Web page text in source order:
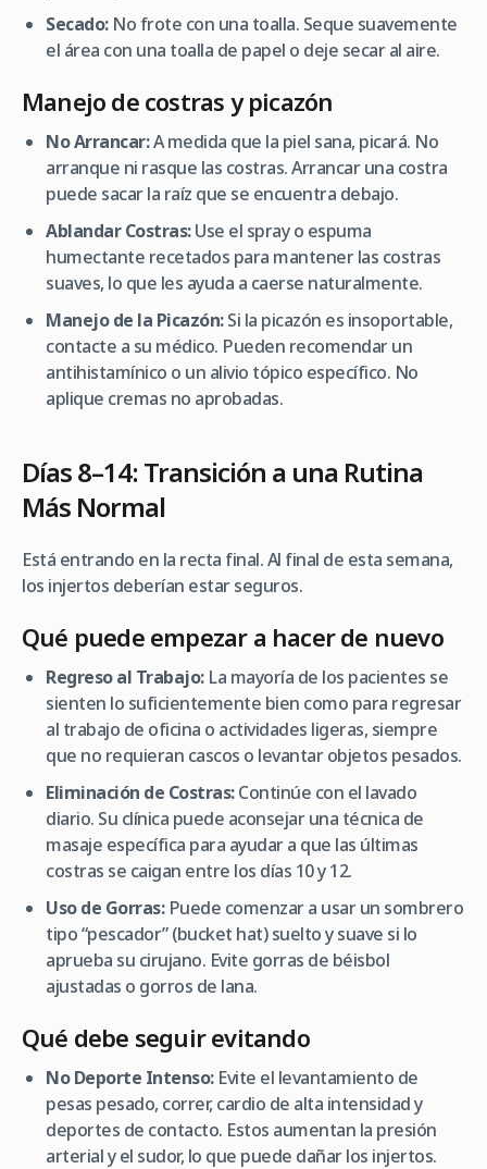
Secado:No frote con una toalla. Seque suavemente
el área con una toalla de papel o deje secar al aire.
Manejo de costras y picazón
No Arrancar:A medida que la piel sana, picará. No
arranque ni rasque las costras. Arrancar una costra
puede sacar la raíz que se encuentra debajo.
Ablandar Costras:Use el spray o espuma
humectante recetados para mantener las costras
suaves, lo que les ayuda a caerse naturalmente.
Manejo de la Picazón:Si la picazón es insoportable,
contacte a su médico. Pueden recomendar un
antihistamínico o un alivio tópico específico. No
aplique cremas no aprobadas.
Días 8–14: Transición a una Rutina
Más Normal
Está entrando en la recta final. Al final de esta semana,
los injertos deberían estar seguros.
Qué puede empezar a hacer de nuevo
Regreso al Trabajo:La mayoría de los pacientes se
sienten lo suficientemente bien como para regresar
al trabajo de oficina o actividades ligeras, siempre
que no requieran cascos o levantar objetos pesados.
Eliminación de Costras:Continúe con el lavado
diario. Su clínica puede aconsejar una técnica de
masaje específica para ayudar a que las últimas
costras se caigan entre los días 10 y 12.
Uso de Gorras:Puede comenzar a usar un sombrero
tipo “pescador” (bucket hat) suelto y suave si lo
aprueba su cirujano. Evite gorras de béisbol
ajustadas o gorros de lana.
Qué debe seguir evitando
No Deporte Intenso:Evite el levantamiento de
pesas pesado, correr, cardio de alta intensidad y
deportes de contacto. Estos aumentan la presión
arterial y el sudor, lo que puede dañar los injertos.